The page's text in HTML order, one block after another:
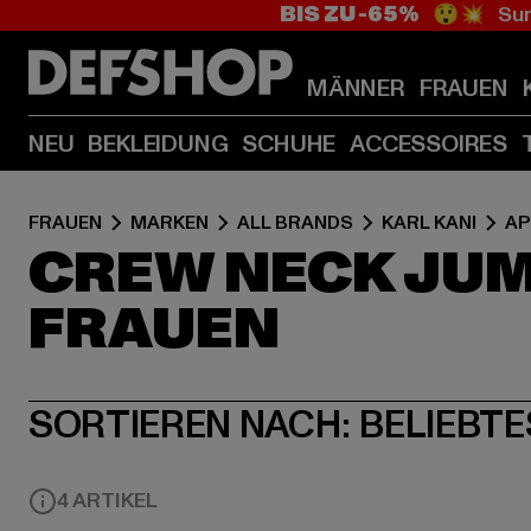
BIS ZU -65% 😲💥
MÄNNER FRAUEN
NEU BEKLEIDUNG SCHUHE ACCESSOIRES
FRAUEN MARKEN ALL BRANDS KARL KANI
CREW NECK
FRAUEN
SORTIEREN NACH:
4 ARTIKEL